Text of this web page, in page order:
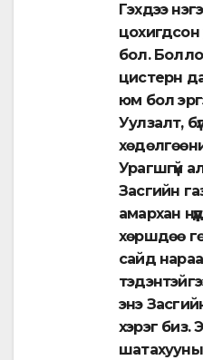
Гэхдээ
бол.
цистерн
юм бол
Уулзалт,
Урагшгүй
Засгийн
амархан
хөршдөө
сайд
энэ
хэрэг биз.